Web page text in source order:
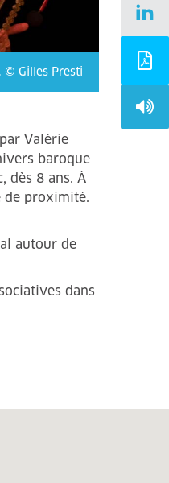
© Gilles Presti
Valérie
baroque
dès 8 ans. À
de proximité.
autour de
dans